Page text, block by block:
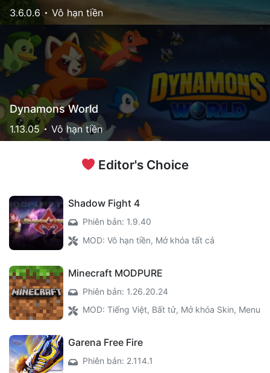
3.6.0.6 Vô hạn tiền
Dynamons World
1.13.05 Vô hạn tiền
‍ Editor's Choice
Shadow Fight 4
Phiên bản: 1.9.40
MOD: Vô hạn tiền, Mở khóa tất cả
Minecraft MODPURE
Phiên bản: 1.26.20.24
MOD: Tiếng Việt, Bất tử, Mở khóa Skin, Menu
Garena Free Fire
Phiên bản: 2.114.1